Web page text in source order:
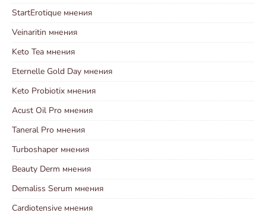
StartErotique мнения
Veinaritin мнения
Keto Tea мнения
Eternelle Gold Day мнения
Keto Probiotix мнения
Acust Oil Pro мнения
Taneral Pro мнения
Turboshaper мнения
Beauty Derm мнения
Demaliss Serum мнения
Cardiotensive мнения